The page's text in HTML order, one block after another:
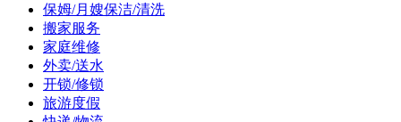
保姆/月嫂保洁/清洗
搬家服务
家庭维修
外卖/送水
开锁/修锁
旅游度假